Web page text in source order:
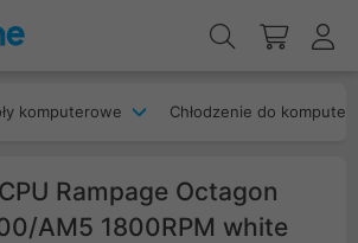
komputerowe Chłodzenie do
Rampage Octagon
AM5 1800RPM white